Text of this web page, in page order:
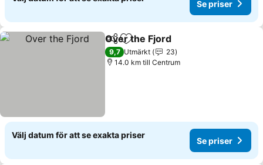
Se priser
Dela Lägg till i Mina Favoriter
Over the Fjord
9,7 Utmärkt
23
14.0 km till Centrum
Välj datum för att se exakta priser
Se priser